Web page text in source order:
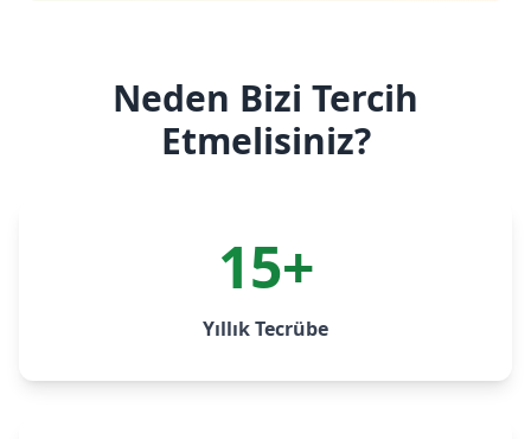
Neden Bizi Tercih
Etmelisiniz?
15+
Yıllık Tecrübe